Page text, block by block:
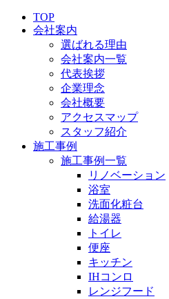
TOP
会社案内
選ばれる理由
会社案内一覧
代表挨拶
企業理念
会社概要
アクセスマップ
スタッフ紹介
施工事例
施工事例一覧
リノベーション
浴室
洗面化粧台
給湯器
トイレ
便座
キッチン
IHコンロ
レンジフード